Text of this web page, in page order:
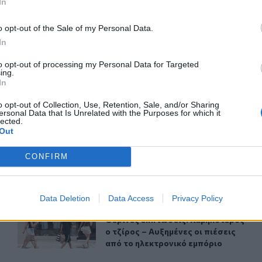
opt-out of the Sale of my Personal Data.
opt-out of processing my Personal Data for Targeted
opt-out of Collection, Use, Retention, Sale, and/or Sharing
Data that Is Unrelated with the Purposes for which it
CONFIRM
Data Deletion Data Access Privacy Policy
του CRETALIVE
το 2026
Αργία 15ης Αυγούστου: Πώς θα αμειφθούν όσοι
ΟΙΚΟΝΟΜΙΑ 06:21
Αργία 15ης Αυγούστου: Πώς θα
αμειφθούν όσοι εργαστούν
στα Αυγούστου – Όλες οι προϋποθέσεις
θα πληρωθούν τέλη στα Αυγούστου – Όλες οι
Θερινές εκπτώσεις: Χαμηλότερος ο τζίρος – Αυξημένες
Θερινές εκπτώσεις: Χαμηλότερος ο
Θερινές εκπτώσεις: Χαμηλότερος
ο τζίρος – Αυξημένες οι πιέσεις
από το ηλεκτρονικό εμπόριο